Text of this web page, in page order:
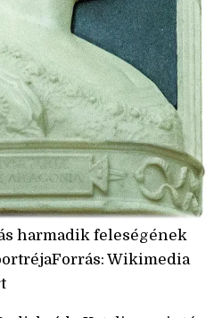
harmadik feleségének
Wikimedia